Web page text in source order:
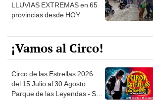
LLUVIAS EXTREMAS en 65
provincias desde HOY
¡Vamos al Circo!
Circo de las Estrellas 2026:
del 15 Julio al 30 Agosto.
Parque de las Leyendas - San